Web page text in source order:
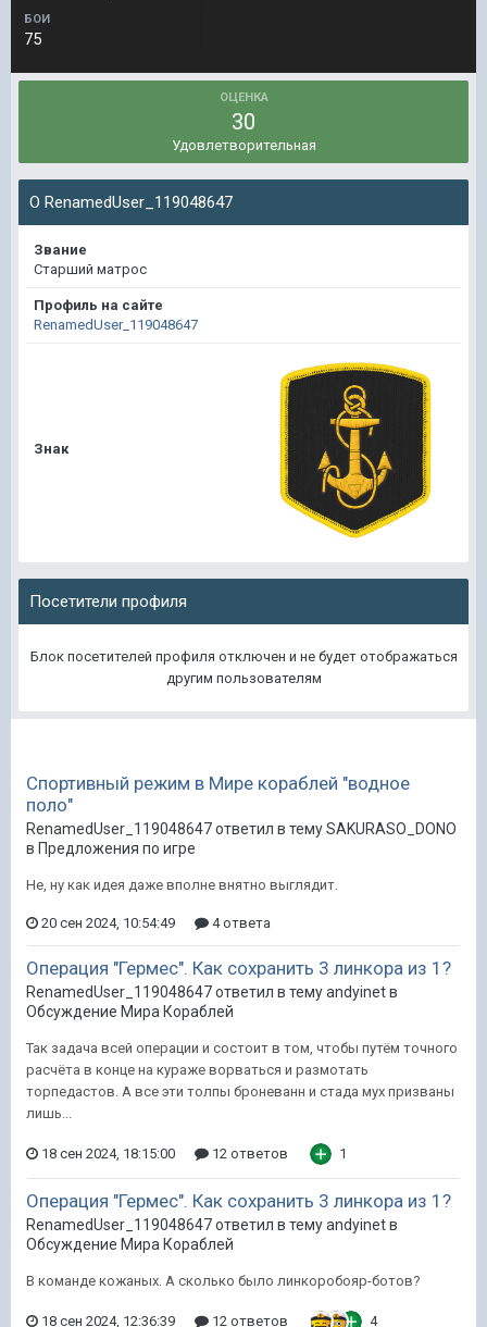
БОИ
75
ОЦЕНКА
30
Удовлетворительная
О RenamedUser_119048647
Звание
Старший матрос
Профиль на сайте
RenamedUser_119048647
Знак
Посетители профиля
Блок посетителей профиля отключен и не будет отображаться
другим пользователям
Спортивный режим в Мире кораблей "водное
поло"
RenamedUser_119048647 ответил в тему SAKURASO_DONO
в Предложения по игре
Не, ну как идея даже вполне внятно выглядит.
20 сен 2024, 10:54:49 4 ответа
Операция "Гермес". Как сохранить 3 линкора из 1?
RenamedUser_119048647 ответил в тему andyinet в
Обсуждение Мира Кораблей
Так задача всей операции и состоит в том, чтобы путём точного
расчёта в конце на кураже ворваться и размотать
торпедастов. А все эти толпы броневанн и стада мух призваны
лишь...
18 сен 2024, 18:15:00 12 ответов 1
Операция "Гермес". Как сохранить 3 линкора из 1?
RenamedUser_119048647 ответил в тему andyinet в
Обсуждение Мира Кораблей
В команде кожаных. А сколько было линкоробояр-ботов?
18 сен 2024, 12:36:39 12 ответов 4